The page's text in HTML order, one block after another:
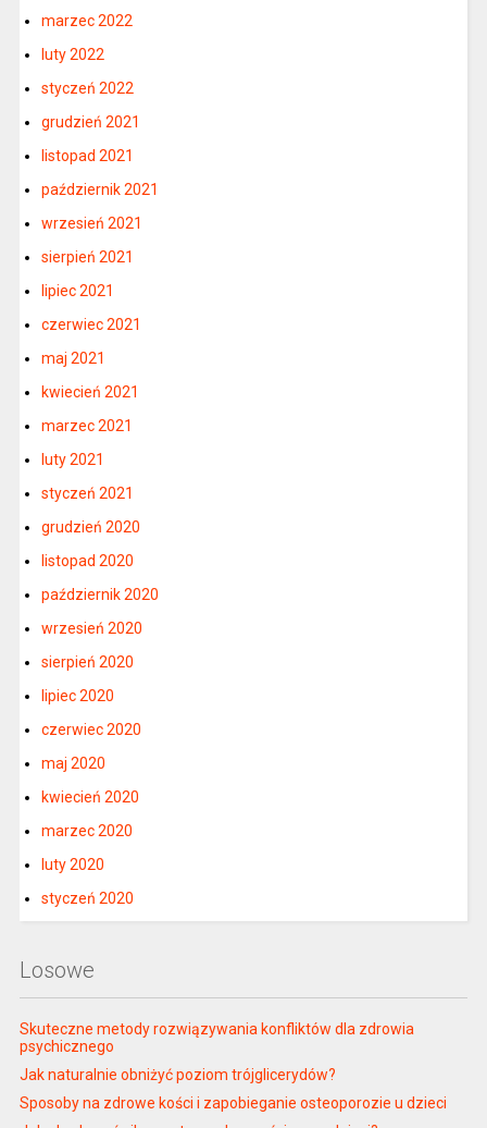
marzec 2022
luty 2022
styczeń 2022
grudzień 2021
listopad 2021
październik 2021
wrzesień 2021
sierpień 2021
lipiec 2021
czerwiec 2021
maj 2021
kwiecień 2021
marzec 2021
luty 2021
styczeń 2021
grudzień 2020
listopad 2020
październik 2020
wrzesień 2020
sierpień 2020
lipiec 2020
czerwiec 2020
maj 2020
kwiecień 2020
marzec 2020
luty 2020
styczeń 2020
Losowe
Skuteczne metody rozwiązywania konfliktów dla zdrowia
psychicznego
Jak naturalnie obniżyć poziom trójglicerydów?
Sposoby na zdrowe kości i zapobieganie osteoporozie u dzieci